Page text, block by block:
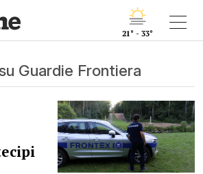
21° - 33°
Guardie Frontiera